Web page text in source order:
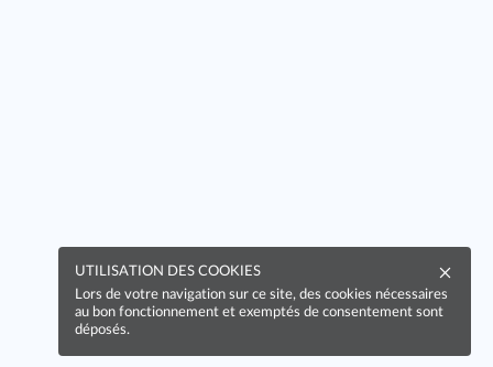
UTILISATION DES COOKIES
Lors de votre navigation sur ce site, des cookies nécessaires
au bon fonctionnement et exemptés de consentement sont
déposés.